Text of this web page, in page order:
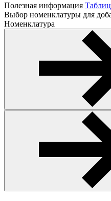
Полезная информация
Выбор номенклатуры для
Номенклатура